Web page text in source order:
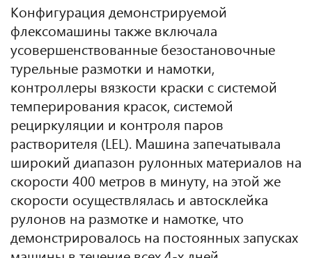
Конфигурация демонстрируемой
флексомашины также включала
усовершенствованные безостановочные
турельные размотки и намотки,
контроллеры вязкости краски с системой
темперирования красок, системой
рециркуляции и контроля паров
растворителя (LEL). Машина запечатывала
широкий диапазон рулонных материалов на
скорости 400 метров в минуту, на этой же
скорости осуществлялась и автосклейка
рулонов на размотке и намотке, что
демонстрировалось на постоянных запусках